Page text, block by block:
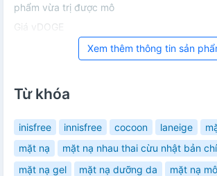
phẩm vừa trị được mô
Giá vDOGE
Xem thêm thông tin sản
Từ khóa
inisfree innisfree cocoon laneige
mặt nạ
mặt nạ nhau thai cừu nhật bản
mặt nạ gel
mặt nạ dưỡng da mặt nạ